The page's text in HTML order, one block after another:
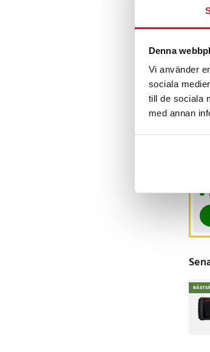
Denna
Vi använder
sociala
till de sociala
med annan